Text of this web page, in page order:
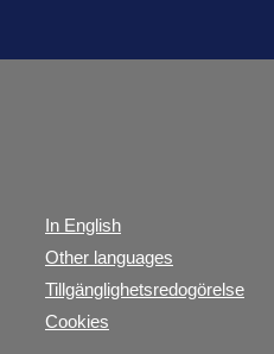
In English
Other languages
Tillgänglighetsredogörelse
Cookies